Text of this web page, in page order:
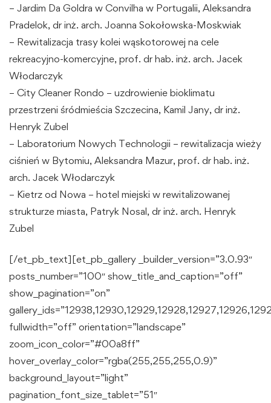
– Jardim Da Goldra w Convilha w Portugalii, Aleksandra
Pradelok, dr inż. arch. Joanna Sokołowska-Moskwiak
– Rewitalizacja trasy kolei wąskotorowej na cele
rekreacyjno-komercyjne, prof. dr hab. inż. arch. Jacek
Włodarczyk
– City Cleaner Rondo – uzdrowienie bioklimatu
przestrzeni śródmieścia Szczecina, Kamil Jany, dr inż.
Henryk Zubel
– Laboratorium Nowych Technologii – rewitalizacja wieży
ciśnień w Bytomiu, Aleksandra Mazur, prof. dr hab. inż.
arch. Jacek Włodarczyk
– Kietrz od Nowa – hotel miejski w rewitalizowanej
strukturze miasta, Patryk Nosal, dr inż. arch. Henryk
Zubel
[/et_pb_text][et_pb_gallery _builder_version=”3.0.93″
posts_number=”100″ show_title_and_caption=”off”
show_pagination=”on”
fullwidth=”off” orientation=”landscape”
zoom_icon_color=”#00a8ff”
hover_overlay_color=”rgba(255,255,255,0.9)”
background_layout=”light”
pagination_font_size_tablet=”51″